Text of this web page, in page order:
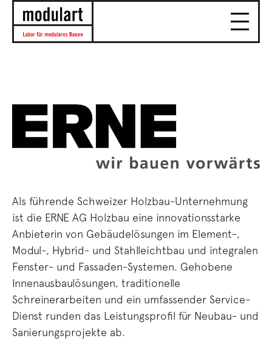
Als führende Schweizer Holzbau-Unternehmung
ist die ERNE AG Holzbau eine innovationsstarke
Anbieterin von Gebäudelösungen im Element-,
Modul-, Hybrid- und Stahlleichtbau und integralen
Fenster- und Fassaden-Systemen. Gehobene
Innenausbaulösungen, traditionelle
Schreinerarbeiten und ein umfassender Service-
Dienst runden das Leistungsprofil für Neubau- und
Sanierungsprojekte ab.